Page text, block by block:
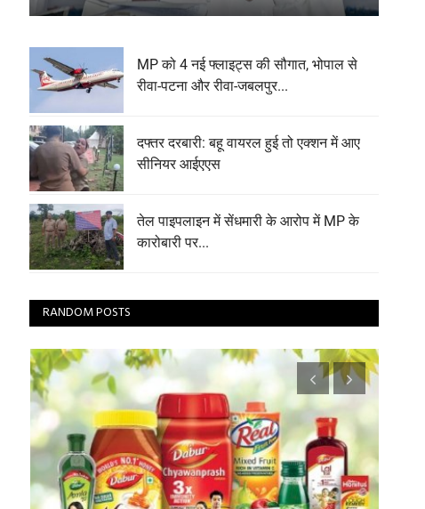
MP को 4 नई फ्लाइट्स की सौगात, भोपाल से
रीवा-पटना और रीवा-जबलपुर...
दफ्तर दरबारी: बहू वायरल हुई तो एक्शन में आए
सीनियर आईएएस
तेल पाइपलाइन में सेंधमारी के आरोप में MP के
कारोबारी पर...
RANDOM POSTS